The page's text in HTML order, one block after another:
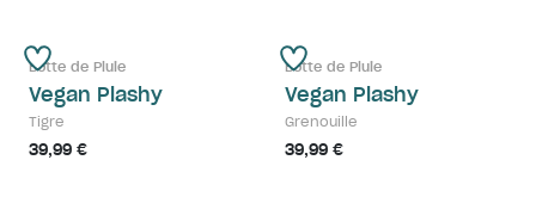
Botte de Pluie
Vegan Plashy
Tigre
39,99 €
Botte de Pluie
Vegan Plashy
Grenouille
39,99 €